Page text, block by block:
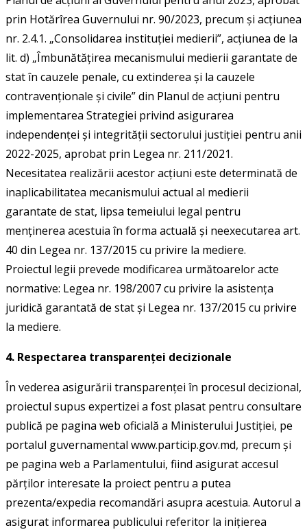
prin Hotărîrea Guvernului nr. 90/2023, precum și acțiunea
nr. 2.4.1. „Consolidarea instituţiei medierii”, acțiunea de la
lit. d) „Îmbunătăţirea mecanismului medierii garantate de
stat în cauzele penale, cu extinderea şi la cauzele
contravenţionale şi civile” din Planul de acțiuni pentru
implementarea Strategiei privind asigurarea
independenței și integrității sectorului justiției pentru anii
2022-2025, aprobat prin Legea nr. 211/2021.
Necesitatea realizării acestor acțiuni este determinată de
inaplicabilitatea mecanismului actual al medierii
garantate de stat, lipsa temeiului legal pentru
menținerea acestuia în forma actuală și neexecutarea art.
40 din Legea nr. 137/2015 cu privire la mediere.
Proiectul legii prevede modificarea următoarelor acte
normative: Legea nr. 198/2007 cu privire la asistența
juridică garantată de stat și Legea nr. 137/2015 cu privire
la mediere.
4. Respectarea transparenței decizionale
În vederea asigurării transparenței în procesul decizional,
proiectul supus expertizei a fost plasat pentru consultare
publică pe pagina web oficială a Ministerului Justiției, pe
portalul guvernamental www.particip.gov.md, precum și
pe pagina web a Parlamentului, fiind asigurat accesul
părților interesate la proiect pentru a putea
prezenta/expedia recomandări asupra acestuia. Autorul a
asigurat informarea publicului referitor la inițierea